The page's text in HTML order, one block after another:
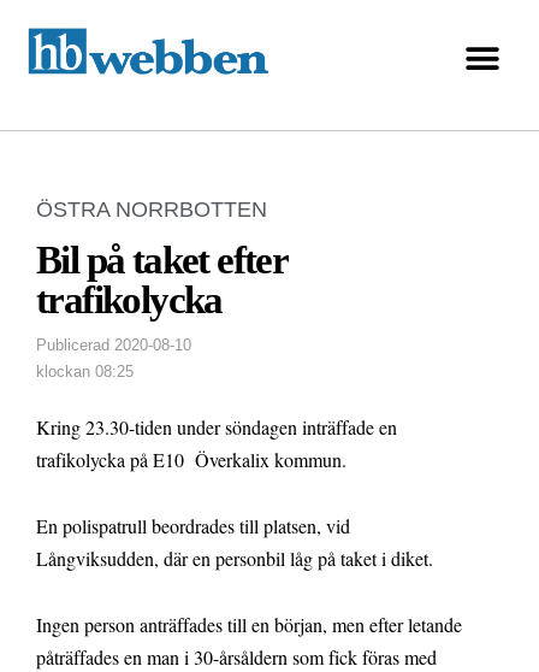
ÖSTRA NORRBOTTEN
Bil på taket efter
trafikolycka
Publicerad 2020-08-10
klockan 08:25
Kring 23.30-tiden under söndagen inträffade en
trafikolycka på E10 Överkalix kommun.
En polispatrull beordrades till platsen, vid
Långviksudden, där en personbil låg på taket i diket.
Ingen person anträffades till en början, men efter letande
påträffades en man i 30-årsåldern som fick föras med